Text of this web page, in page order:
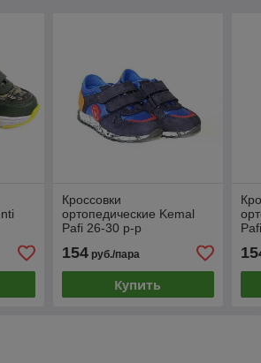
Кроссовки
ортопедические Kemal
Pafi 26-30 р-р
154руб./пара
Купить